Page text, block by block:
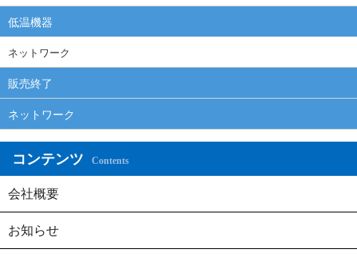
低温機器
ネットワーク
販売終了
ネットワーク
コンテンツ Contents
会社概要
お知らせ